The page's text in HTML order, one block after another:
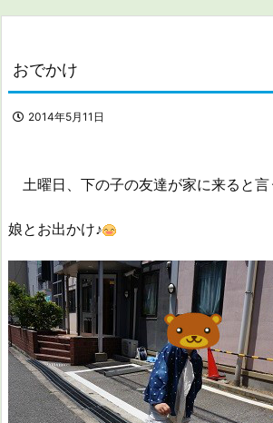
おでかけ
2014年5月11日
土曜日、下の子の友達が家に来ると言
娘とお出かけ♪